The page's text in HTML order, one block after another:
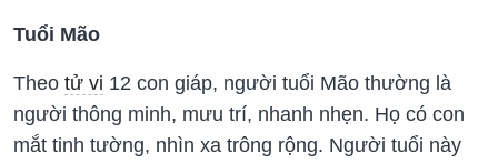
Tuổi Mão
Theo tử vi 12 con giáp, người tuổi Mão thường là
người thông minh, mưu trí, nhanh nhẹn. Họ có con
mắt tinh tường, nhìn xa trông rộng. Người tuổi này